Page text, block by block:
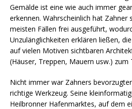
Gemäl­de ist eine wie auch immer
erkennen. Wahrscheinlich hat Zahner
meisten Fällen frei ausgeführt,
Unzulänglichkeiten er­klären ließen,
auf vielen Motiven sichtbaren
(Häuser, Treppen, Mauern usw.) zum
Nicht immer war Zahners
richtige Werkzeug. Seine
Heilbronner Hafen­marktes, auf dem